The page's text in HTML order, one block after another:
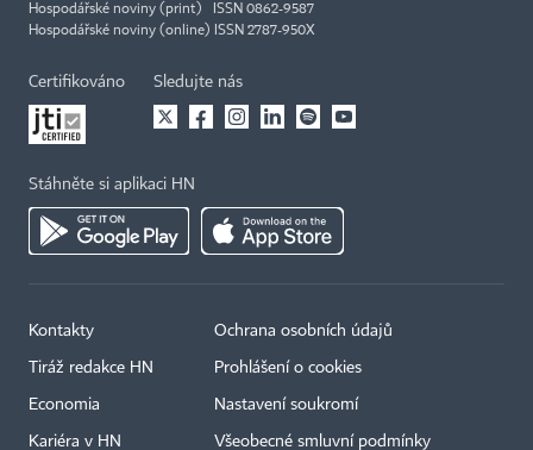
Hospodářské noviny (print) ISSN 0862-9587
Hospodářské noviny (online) ISSN 2787-950X
Certifikováno Sledujte nás
Stáhněte si aplikaci HN
Kontakty
Tiráž redakce HN
Economia
Kariéra v HN
Ochrana osobních údajů
Prohlášení o cookies
Nastavení soukromí
Všeobecné smluvní podmínky